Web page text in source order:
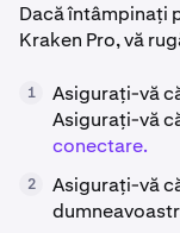
Dacă întâmpinați
Kraken Pro, vă
1
Asigurați-vă
Asigurați-vă
conectare.
2
Asigurați-vă